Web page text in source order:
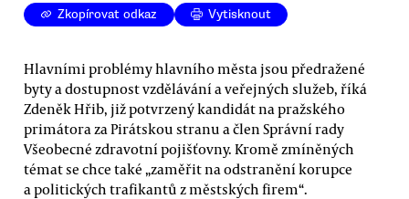
Zkopírovat odkaz Vytisknout
Hlavními problémy hlavního města jsou předražené
byty a dostupnost vzdělávání a veřejných služeb, říká
Zdeněk Hřib, již potvrzený kandidát na pražského
primátora za Pirátskou stranu a člen Správní rady
Všeobecné zdravotní pojišťovny. Kromě zmíněných
témat se chce také „zaměřit na odstranění korupce
a politických trafikantů z městských firem“.